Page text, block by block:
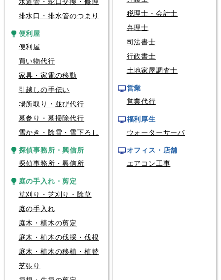
水道管・蛇口交換・修理
排水口・排水管のつまり
便利屋
便利屋
買い物代行
家具・家電の移動
引越しの手伝い
場所取り・並び代行
墓参り・墓掃除代行
雪かき・除雪・雪下ろし
探偵事務所・興信所
探偵事務所・興信所
庭の手入れ・剪定
草刈り・芝刈り・除草
庭の手入れ
庭木・植木の剪定
庭木・植木の伐採・伐根
庭木・植木の移植・植替
芝張り
税理士・会計士
弁理士
司法書士
行政書士
土地家屋調査士
営業
営業代行
福利厚生
ウォーターサーバ
オフィス・店舗
エアコン工事